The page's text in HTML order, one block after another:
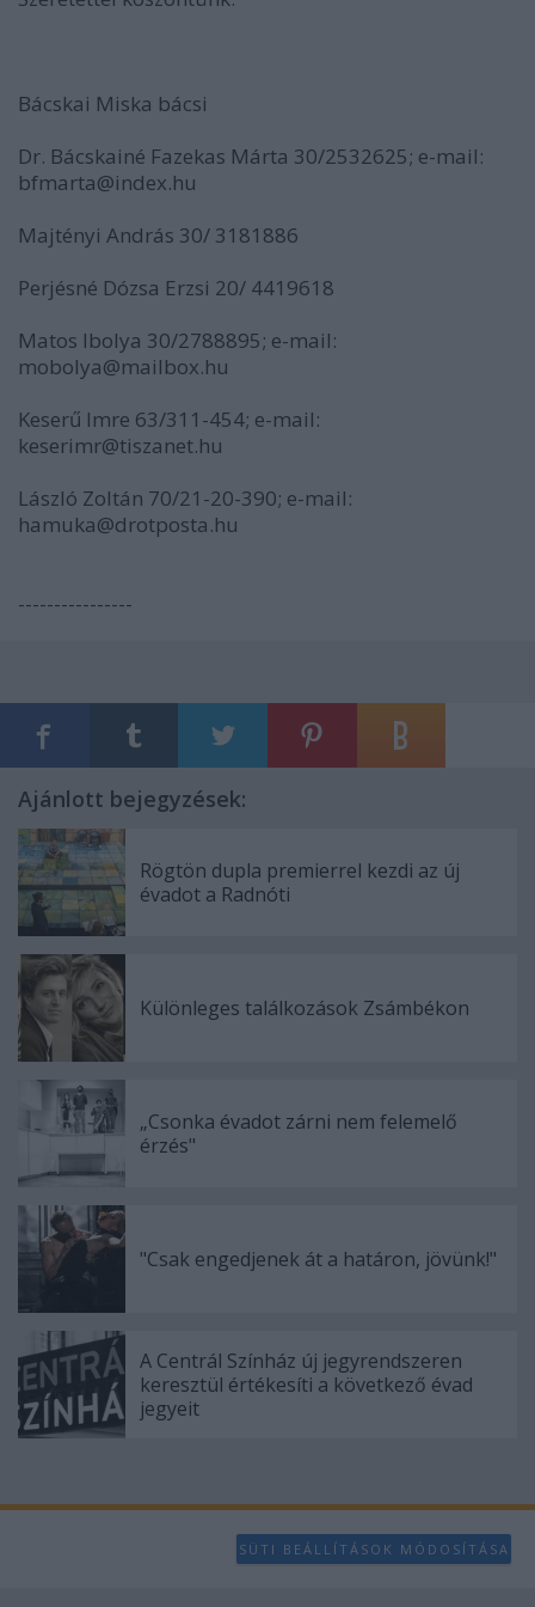
Bácskai Miska bácsi
Dr. Bácskainé Fazekas Márta 30/2532625; e-mail:
bfmarta@index.hu
Majtényi András 30/ 3181886
Perjésné Dózsa Erzsi 20/ 4419618
Matos Ibolya 30/2788895; e-mail:
mobolya@mailbox.hu
Keserű Imre 63/311-454; e-mail:
keserimr@tiszanet.hu
László Zoltán 70/21-20-390; e-mail:
hamuka@drotposta.hu
----------------
Ajánlott bejegyzések:
Rögtön dupla premierrel kezdi az új
évadot a Radnóti
Különleges találkozások Zsámbékon
„Csonka évadot zárni nem felemelő
érzés"
"Csak engedjenek át a határon, jövünk!"
A Centrál Színház új jegyrendszeren
keresztül értékesíti a következő évad
jegyeit
SÜTI BEÁLLÍTÁSOK MÓDOSÍTÁSA